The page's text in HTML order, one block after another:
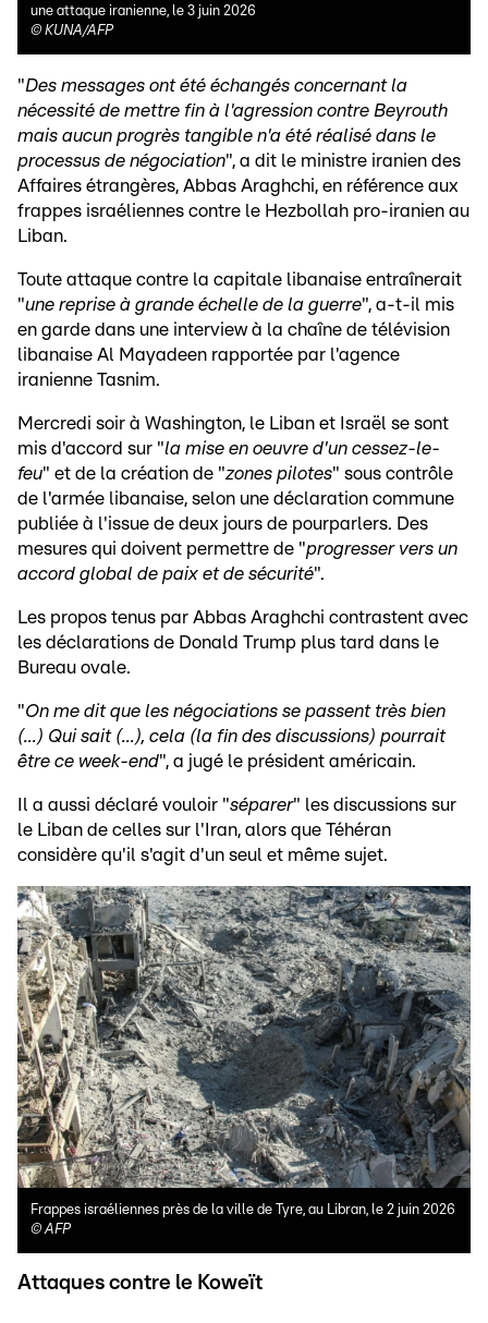
une attaque iranienne, le 3 juin 2026
© KUNA/AFP
"Des messages ont été échangés concernant la
nécessité de mettre fin à l'agression contre Beyrouth
mais aucun progrès tangible n'a été réalisé dans le
processus de négociation", a dit le ministre iranien des
Affaires étrangères, Abbas Araghchi, en référence aux
frappes israéliennes contre le Hezbollah pro-iranien au
Liban.
Toute attaque contre la capitale libanaise entraînerait
"une reprise à grande échelle de la guerre", a-t-il mis
en garde dans une interview à la chaîne de télévision
libanaise Al Mayadeen rapportée par l'agence
iranienne Tasnim.
Mercredi soir à Washington, le Liban et Israël se sont
mis d'accord sur "la mise en oeuvre d'un cessez-le-
feu" et de la création de "zones pilotes" sous contrôle
de l'armée libanaise, selon une déclaration commune
publiée à l'issue de deux jours de pourparlers. Des
mesures qui doivent permettre de "progresser vers un
accord global de paix et de sécurité".
Les propos tenus par Abbas Araghchi contrastent avec
les déclarations de Donald Trump plus tard dans le
Bureau ovale.
"On me dit que les négociations se passent très bien
(...) Qui sait (...), cela (la fin des discussions) pourrait
être ce week-end", a jugé le président américain.
Il a aussi déclaré vouloir "séparer" les discussions sur
le Liban de celles sur l'Iran, alors que Téhéran
considère qu'il s'agit d'un seul et même sujet.
Frappes israéliennes près de la ville de Tyre, au Libran, le 2 juin 2026
©AFP
Attaques contre le Koweït